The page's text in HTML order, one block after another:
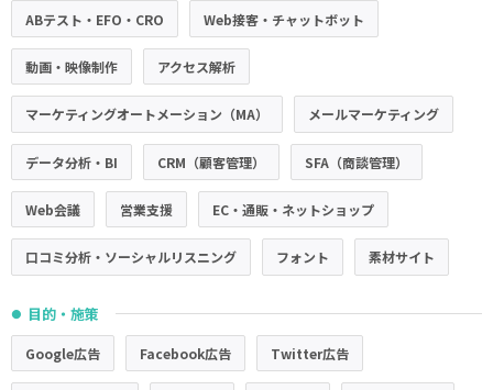
ABテスト・EFO・CRO Web接客・チャットボット
動画・映像制作 アクセス解析
マーケティングオートメーション（MA） メールマーケティング
データ分析・BI CRM（顧客管理） SFA（商談管理）
Web会議 営業支援 EC・通販・ネットショップ
口コミ分析・ソーシャルリスニング フォント 素材サイト
● 目的・施策
Google広告 Facebook広告 Twitter広告